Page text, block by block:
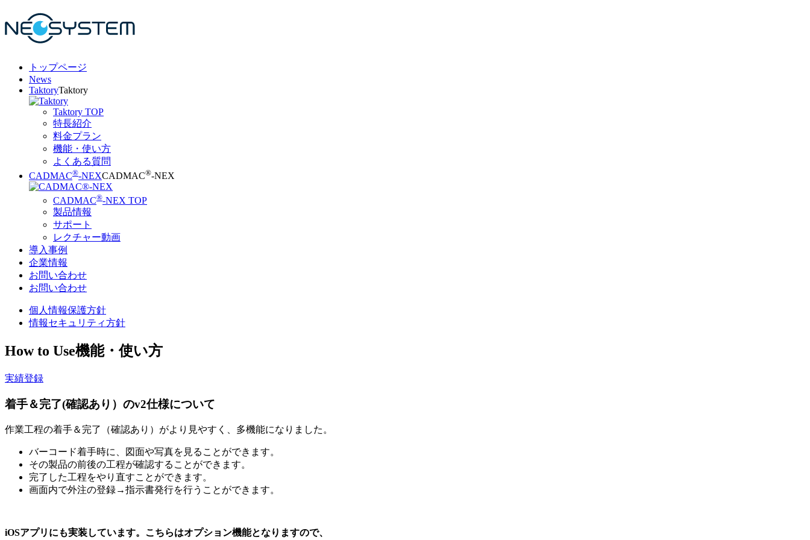
トップページ
News
TaktoryTaktory
Taktory TOP
特長紹介
料金プラン
機能・使い方
よくある質問
CADMAC®-NEXCADMAC®-NEX
CADMAC®-NEX TOP
製品情報
サポート
レクチャー動画
導入事例
企業情報
お問い合わせ
お問い合わせ
個人情報保護方針
情報セキュリティ方針
How to Use機能・使い方
実績登録
着手＆完了(確認あり）のv2仕様について
作業工程の着手＆完了（確認あり）がより見やすく、多機能になりました。
バーコード着手時に、図面や写真を見ることができます。
その製品の前後の工程が確認することができます。
完了した工程をやり直すことができます。
画面内で外注の登録→指示書発行を行うことができます。
iOSアプリにも実装しています。こちらはオプション機能となりますので、